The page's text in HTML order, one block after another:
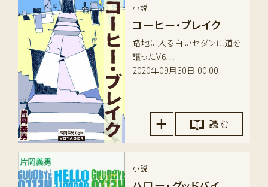
小説
コーヒー・ブレイク
路地に入る白いセダンに道を
譲ったV6…
2020年09月30日 00:00
読 む
小説